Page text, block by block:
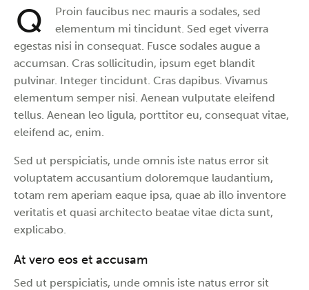
Q
Proin faucibus nec mauris a sodales, sed
elementum mi tincidunt. Sed eget viverra
egestas nisi in consequat. Fusce sodales augue a
accumsan. Cras sollicitudin, ipsum eget blandit
pulvinar. Integer tincidunt. Cras dapibus. Vivamus
elementum semper nisi. Aenean vulputate eleifend
tellus. Aenean leo ligula, porttitor eu, consequat vitae,
eleifend ac, enim.
Sed ut perspiciatis, unde omnis iste natus error sit
voluptatem accusantium doloremque laudantium,
totam rem aperiam eaque ipsa, quae ab illo inventore
veritatis et quasi architecto beatae vitae dicta sunt,
explicabo.
At vero eos et accusam
Sed ut perspiciatis, unde omnis iste natus error sit